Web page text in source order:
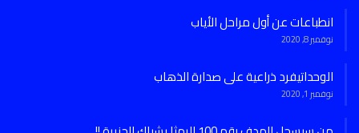
انطباعات عن أول مراحل الأياب
نوفمبر 8, 2020
الوحداتيفرد ذراعية على صدارة الذهاب
نوفمبر 1, 2020